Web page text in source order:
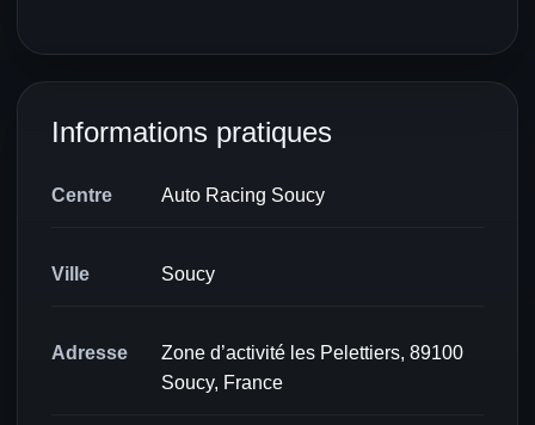
Informations pratiques
Centre Auto Racing Soucy
Ville Soucy
Adresse
Zone d’activité les Pelettiers, 89100
Soucy, France